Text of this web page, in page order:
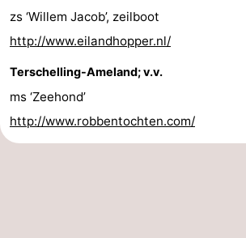
zs ‘Willem Jacob’, zeilboot
http://www.eilandhopper.nl/
Terschelling-Ameland; v.v.
ms ‘Zeehond’
http://www.robbentochten.com/